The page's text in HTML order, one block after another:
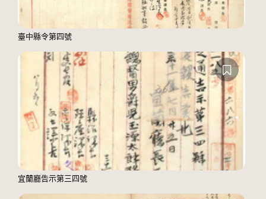
臺中縣令第四號
宜蘭廳告示第三四號